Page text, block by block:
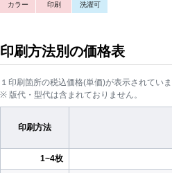
カラー
印刷
洗濯可
印刷方法別の価格表
１印刷箇所の税込価格(単価)が表示されていま
※ 版代・型代は含まれておりません。
印刷方法
1~4枚